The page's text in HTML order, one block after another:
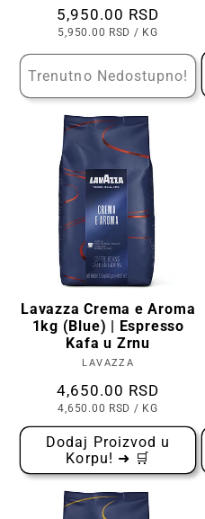
Cena
5,950.00 RSD
CENA
KOMADU
5,950.00 RSD / PO
KG
Trenutno Nedostupno!
Lavazza Crema e Aroma
1kg (Blue) | Espresso
Kafa u Zrnu
Prodavac:
LAVAZZA
Cena
4,650.00 RSD
CENA
KOMADU
4,650.00 RSD / PO
KG
Dodaj Proizvod u
Korpu! ➜ 🛒